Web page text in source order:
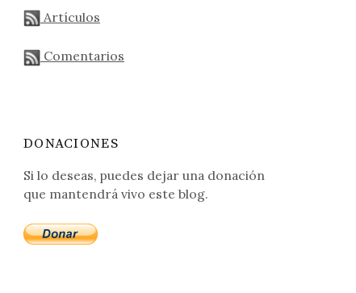
Artículos
Comentarios
DONACIONES
Si lo deseas, puedes dejar una donación
que mantendrá vivo este blog.